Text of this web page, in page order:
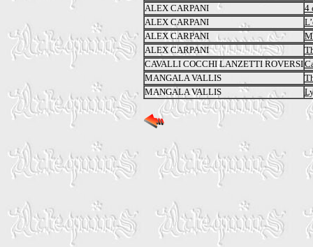
ALEX CARPANI
4
ALEX CARPANI
ALEX CARPANI
ALEX CARPANI
CAVALLI COCCHI LANZETTI ROVERSI
MANGALA VALLIS
MANGALA VALLIS